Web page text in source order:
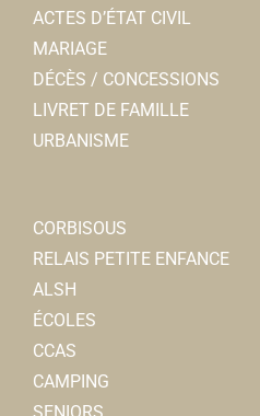
ACTES D’ÉTAT CIVIL
MARIAGE
DÉCÈS / CONCESSIONS
LIVRET DE FAMILLE
URBANISME
CORBISOUS
RELAIS PETITE ENFANCE
ALSH
ÉCOLES
CCAS
CAMPING